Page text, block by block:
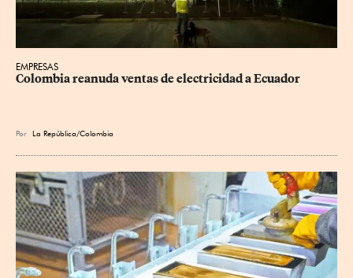
EMPRESAS
Colombia reanuda ventas de electricidad a Ecuador
Por La República/Colombia